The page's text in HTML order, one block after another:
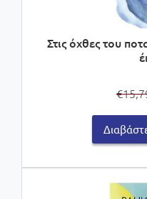
Στις όχθες του
€